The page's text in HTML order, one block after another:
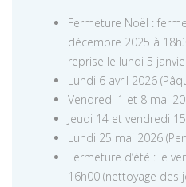
Fermeture Noël :
décembre 2025 à
reprise le lundi 5
Lundi 6 avril 2026
Vendredi 1 et 8 mai
Jeudi 14 et vendredi
Lundi 25 mai 2026
Fermeture d’été : le
16h00 (nettoyage